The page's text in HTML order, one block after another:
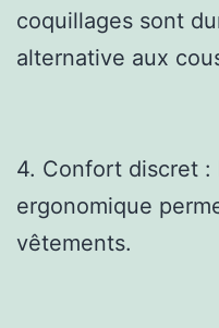
coquillages sont
alternative aux
4. Confort discret :
ergonomique
vêtements.